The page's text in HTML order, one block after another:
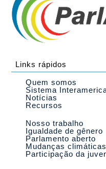
Links rápidos
Quem somos
Sistema
Notícias
Recursos
Nosso trabalho
Igualdade de gênero
Parlamento aberto
Mudanças climáticas
Participação da